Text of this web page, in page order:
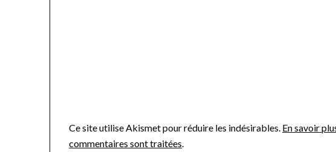
Ce site utilise Akismet pour réduire les indésirables. En savoir
commentaires sont traitées.